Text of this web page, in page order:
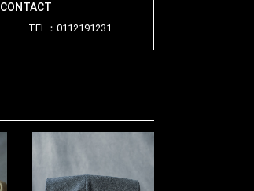
CONTACT
TEL：0112191231